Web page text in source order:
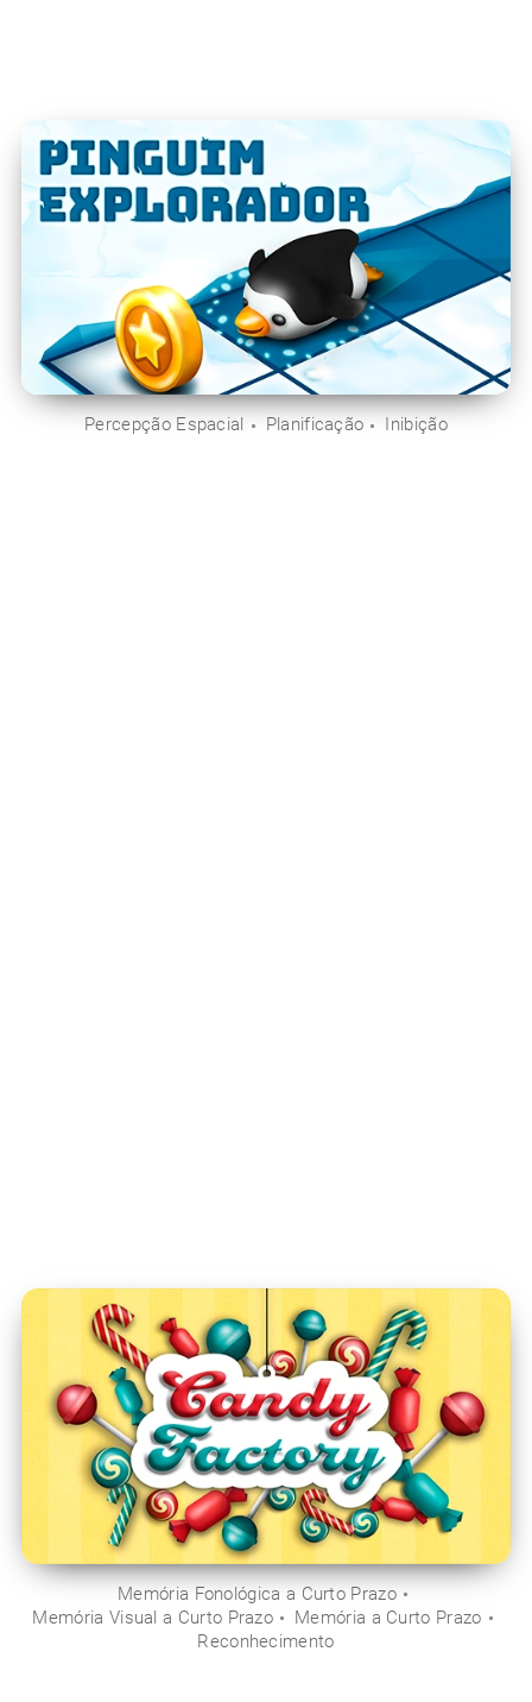
Percepção Espacial Planificação Inibição
Memória Fonológica a Curto Prazo
Memória Visual a Curto Prazo
Memória a Curto Prazo
Reconhecimento